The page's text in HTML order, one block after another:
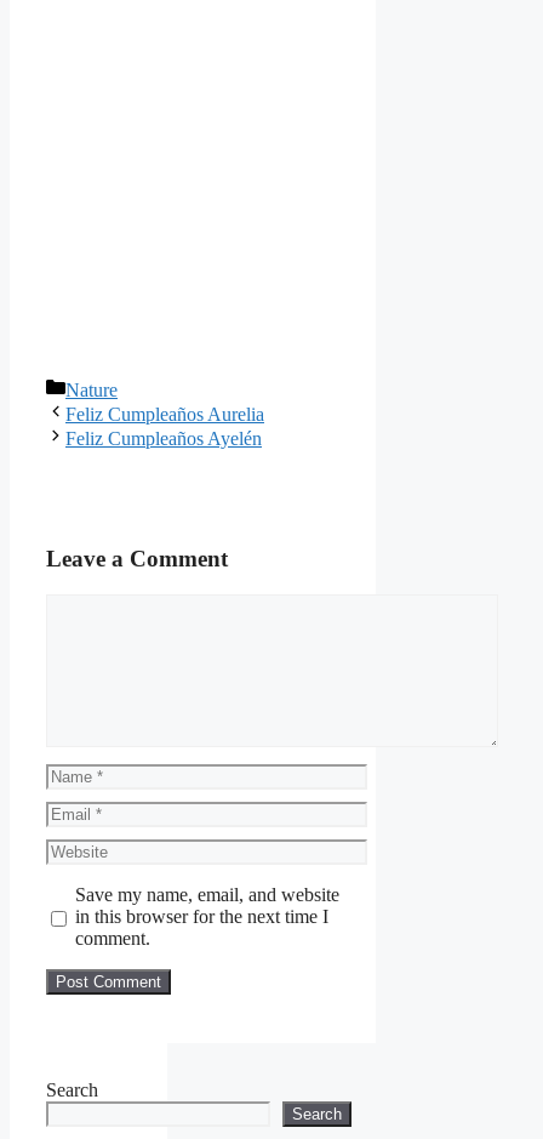
Categories
Nature
Feliz Cumpleaños Aurelia
Feliz Cumpleaños Ayelén
Leave a Comment
Name
Email
Website
Save my name, email, and website
in this browser for the next time I
comment.
Search
Search